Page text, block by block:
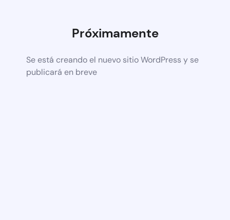
Próximamente
Se está creando el nuevo sitio WordPress y se
publicará en breve